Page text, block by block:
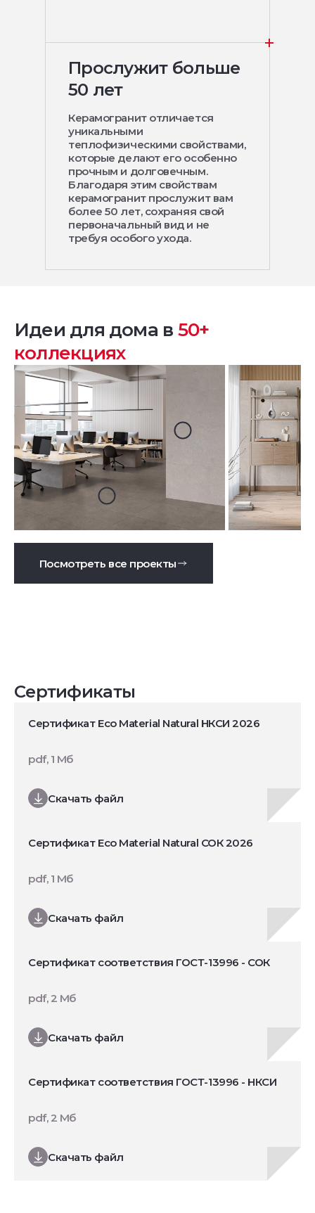
Прослужит больше
50 лет
Керамогранит отличается
уникальными
теплофизическими свойствами,
которые делают его особенно
прочным и долговечным.
Благодаря этим свойствам
керамогранит прослужит вам
более 50 лет, сохраняя свой
первоначальный вид и не
требуя особого ухода.
Идеи для дома в 50+
коллекциях
Посмотреть все проекты
Сертификаты
Сертификат Eco Material Natural НКСИ 2026
Скачать файл
pdf, 1 Мб
Сертификат Eco Material Natural СОК 2026
Скачать файл
pdf, 1 Мб
Сертификат соответствия ГОСТ-13996 - СОК
Скачать файл
pdf, 2 Мб
Сертификат соответствия ГОСТ-13996 - НКСИ
Скачать файл
pdf, 2 Мб